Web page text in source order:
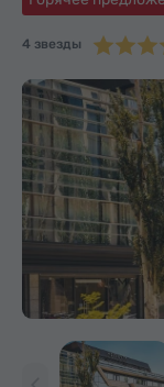
4 звезды